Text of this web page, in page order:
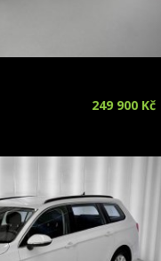
249 900 Kč